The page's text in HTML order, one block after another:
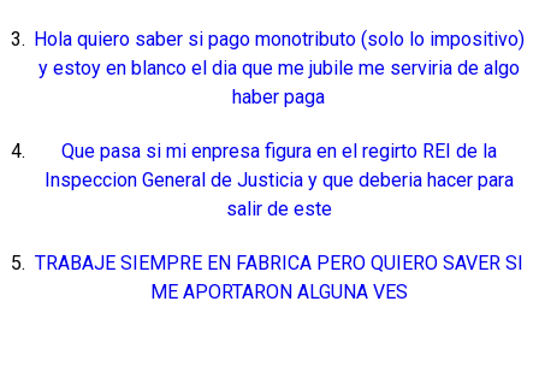
Hola quiero saber si pago monotributo (solo lo impositivo)
y estoy en blanco el dia que me jubile me serviria de algo
haber paga
Que pasa si mi enpresa figura en el regirto REI de la
Inspeccion General de Justicia y que deberia hacer para
salir de este
TRABAJE SIEMPRE EN FABRICA PERO QUIERO SAVER SI
ME APORTARON ALGUNA VES